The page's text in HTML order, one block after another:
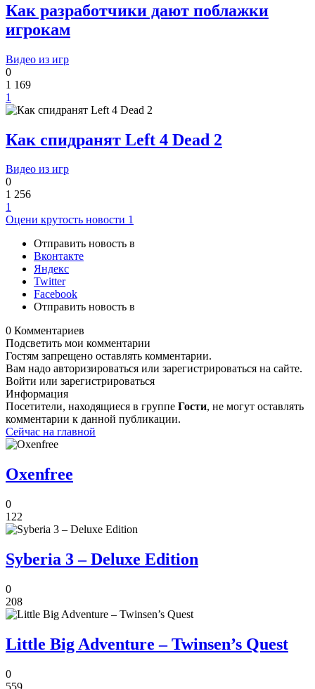
Как разработчики дают поблажки
игрокам
Видео из игр
0
1 169
1
Как спидранят Left 4 Dead 2
Видео из игр
0
1 256
1
Оцени крутость новости 1
Отправить новость в
Вконтакте
Яндекс
Twitter
Facebook
Отправить новость в
0 Комментариев
Подсветить мои комментарии
Гостям запрещено оставлять комментарии.
Вам надо авторизироваться или зарегистрироваться на сайте.
Войти или зарегистрироваться
Информация
Посетители, находящиеся в группе Гости, не могут оставлять
комментарии к данной публикации.
Сейчас на главной
Oxenfree
0
122
Syberia 3 – Deluxe Edition
0
208
Little Big Adventure – Twinsen’s Quest
0
559